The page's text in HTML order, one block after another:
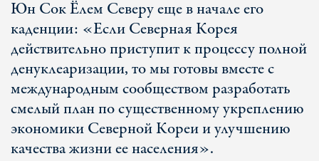
Юн Сок Ёлем Северу еще в начале его
каденции: «Если Северная Корея
действительно приступит к процессу полной
денуклеаризации, то мы готовы вместе с
международным сообществом разработать
смелый план по существенному укреплению
экономики Северной Кореи и улучшению
качества жизни ее населения».